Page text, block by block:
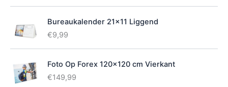
Bureaukalender 21x11 Liggend
€9,99
Foto Op Forex 120x120 cm Vierkant
€149,99